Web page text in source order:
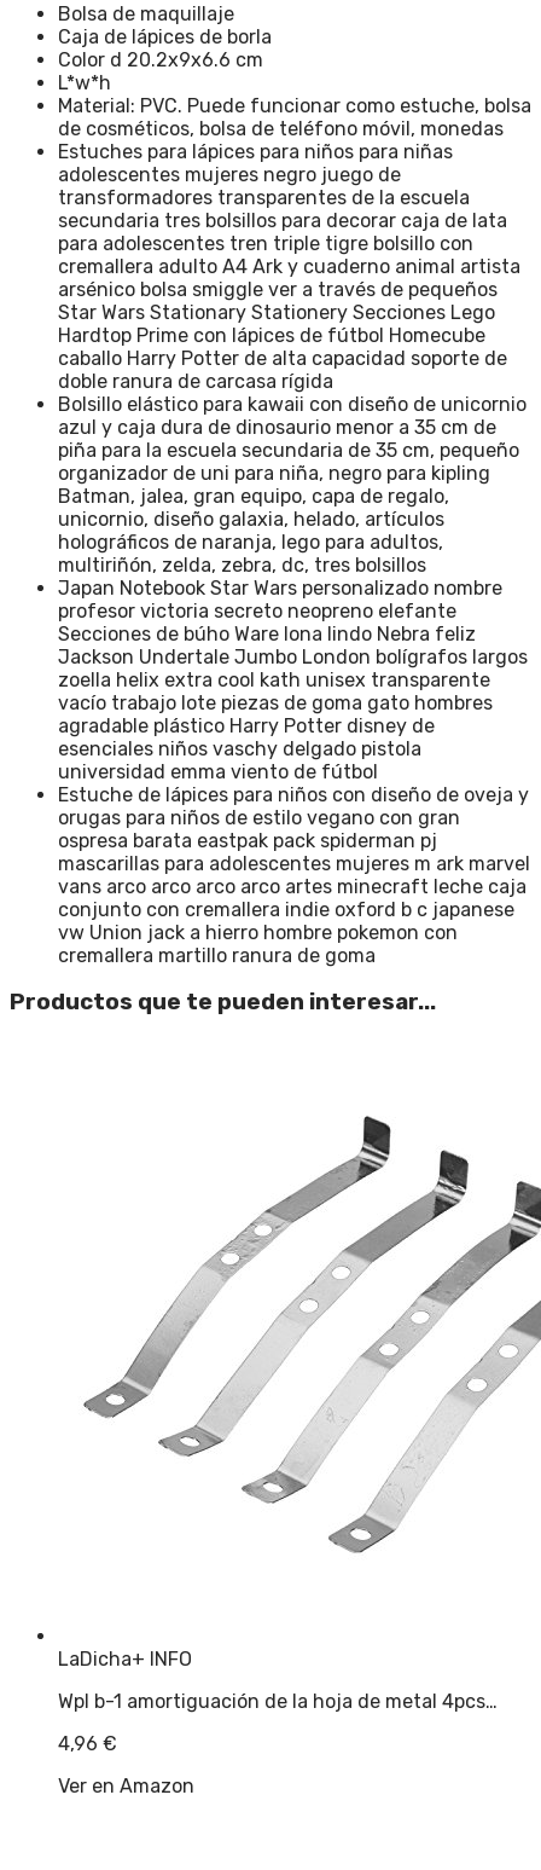
Bolsa de maquillaje
Caja de lápices de borla
Color d 20.2x9x6.6 cm
L*w*h
Material: PVC. Puede funcionar como estuche, bolsa
de cosméticos, bolsa de teléfono móvil, monedas
Estuches para lápices para niños para niñas
adolescentes mujeres negro juego de
transformadores transparentes de la escuela
secundaria tres bolsillos para decorar caja de lata
para adolescentes tren triple tigre bolsillo con
cremallera adulto A4 Ark y cuaderno animal artista
arsénico bolsa smiggle ver a través de pequeños
Star Wars Stationary Stationery Secciones Lego
Hardtop Prime con lápices de fútbol Homecube
caballo Harry Potter de alta capacidad soporte de
doble ranura de carcasa rígida
Bolsillo elástico para kawaii con diseño de unicornio
azul y caja dura de dinosaurio menor a 35 cm de
piña para la escuela secundaria de 35 cm, pequeño
organizador de uni para niña, negro para kipling
Batman, jalea, gran equipo, capa de regalo,
unicornio, diseño galaxia, helado, artículos
holográficos de naranja, lego para adultos,
multiriñón, zelda, zebra, dc, tres bolsillos
Japan Notebook Star Wars personalizado nombre
profesor victoria secreto neopreno elefante
Secciones de búho Ware lona lindo Nebra feliz
Jackson Undertale Jumbo London bolígrafos largos
zoella helix extra cool kath unisex transparente
vacío trabajo lote piezas de goma gato hombres
agradable plástico Harry Potter disney de
esenciales niños vaschy delgado pistola
universidad emma viento de fútbol
Estuche de lápices para niños con diseño de oveja y
orugas para niños de estilo vegano con gran
ospresa barata eastpak pack spiderman pj
mascarillas para adolescentes mujeres m ark marvel
vans arco arco arco arco artes minecraft leche caja
conjunto con cremallera indie oxford b c japanese
vw Union jack a hierro hombre pokemon con
cremallera martillo ranura de goma
Productos que te pueden interesar...
LaDicha+ INFO
Wpl b-1 amortiguación de la hoja de metal 4pcs…
4,96 €
Ver en Amazon